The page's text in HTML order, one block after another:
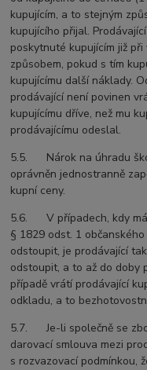
kupujícím, a to stejným
kupujícího přijal.
poskytnuté kupujícím již
způsobem, pokud s tím
kupujícímu další náklady.
prodávající není povinen
kupujícímu dříve, než mu
prodávajícímu odeslal.
5.5. Nárok na úhradu
oprávněn jednostranně
kupní ceny.
5.6. V případech, kdy má
§ 1829 odst. 1
odstoupit, je prodávající
odstoupit, a to až do doby
případě vrátí prodávající
odkladu, a to
5.7. Je-li společně se
darovací smlouva mezi
s rozvazovací podmínkou,